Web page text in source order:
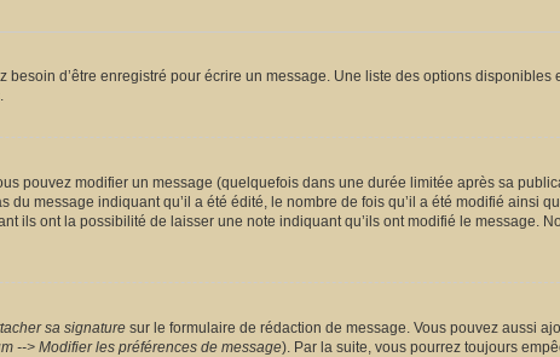
d’être enregistré pour écrire un message. Une liste des options disponibles
pouvez modifier un message (quelquefois dans une durée limitée après sa
message indiquant qu’il a été édité, le nombre de fois qu’il a été modifié ainsi
ils ont la possibilité de laisser une note indiquant qu’ils ont modifié le message.
sa signature sur le formulaire de rédaction de message. Vous pouvez aussi
--> Modifier les préférences de message). Par la suite, vous pourrez toujours